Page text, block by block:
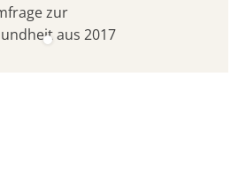
zur
aus 2017